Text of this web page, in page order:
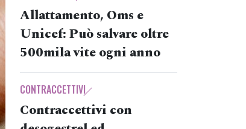
Allattamento, Oms e
Unicef: Può salvare oltre
500mila vite ogni anno
CONTRACCETTIVI
Contraccettivi con